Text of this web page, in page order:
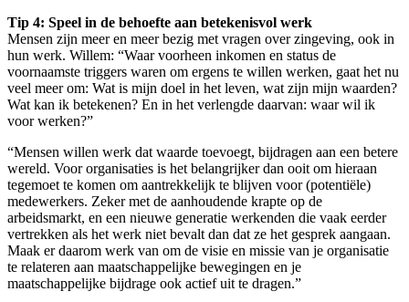
Tip 4: Speel in de behoefte aan betekenisvol werk
Mensen zijn meer en meer bezig met vragen over zingeving, ook in
hun werk. Willem: “Waar voorheen inkomen en status de
voornaamste triggers waren om ergens te willen werken, gaat het nu
veel meer om: Wat is mijn doel in het leven, wat zijn mijn waarden?
Wat kan ik betekenen? En in het verlengde daarvan: waar wil ik
voor werken?”
“Mensen willen werk dat waarde toevoegt, bijdragen aan een betere
wereld. Voor organisaties is het belangrijker dan ooit om hieraan
tegemoet te komen om aantrekkelijk te blijven voor (potentiële)
medewerkers. Zeker met de aanhoudende krapte op de
arbeidsmarkt, en een nieuwe generatie werkenden die vaak eerder
vertrekken als het werk niet bevalt dan dat ze het gesprek aangaan.
Maak er daarom werk van om de visie en missie van je organisatie
te relateren aan maatschappelijke bewegingen en je
maatschappelijke bijdrage ook actief uit te dragen.”